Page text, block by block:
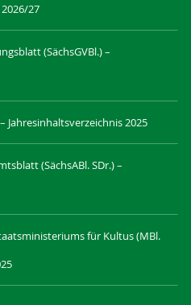
27
(SächsGVBl.) –
Jahresinhaltsverzeichnis 2025
(SächsABl. SDr.) –
für Kultus (MBl.